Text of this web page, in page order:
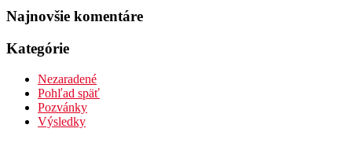
Najnovšie komentáre
Kategórie
Nezaradené
Pohľad späť
Pozvánky
Výsledky